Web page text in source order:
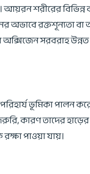
শরীরের বিভিন্ন
রক্তশূন্যতা বা
অক্সিজেন সরবরাহ
ভূমিকা পালন
কারণ তাদের
পাওয়া যায়।